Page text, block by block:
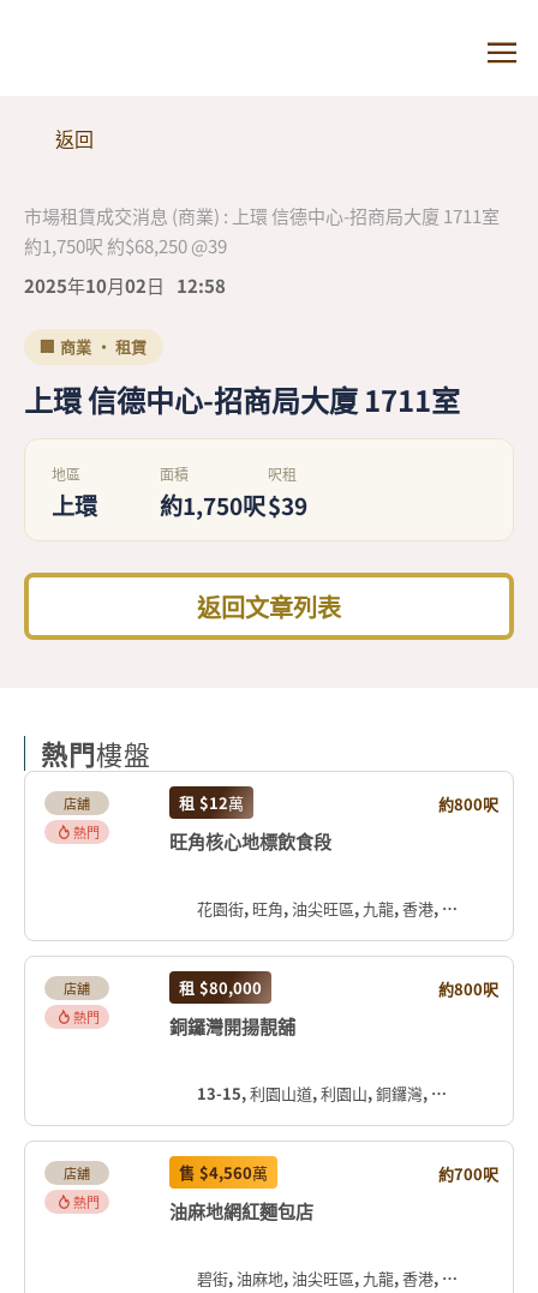
返回
市場租賃成交消息 (商業) : 上環 信德中心-招商局大廈 1711室
約1,750呎 約$68,250 @39
2025年10月02日
12:58
🏢 商業 · 租賃
上環 信德中心-招商局大廈 1711室
地區
上環
面積
約1,750呎
呎租
$39
返回文章列表
熱門樓盤
店舖
熱門
租 $12萬 約800呎
旺角核心地標飲食段
花園街, 旺角, 油尖旺區, 九龍, 香港, 中国
店舖
熱門
租 $80,000 約800呎
銅鑼灣開揚靚舖
13-15, 利園山道, 利園山, 銅鑼灣, 灣仔區, 香港島, 香港, 中国
店舖
熱門
售 $4,560萬 約700呎
油麻地網紅麵包店
碧街, 油麻地, 油尖旺區, 九龍, 香港, 中国